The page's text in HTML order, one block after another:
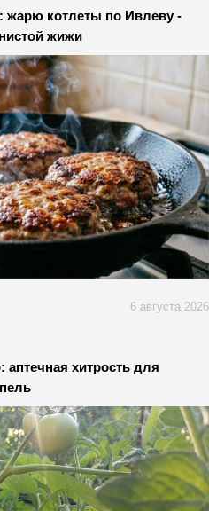
котлеты по Ивлеву -
жижи
6 августа 2026
хитрость для